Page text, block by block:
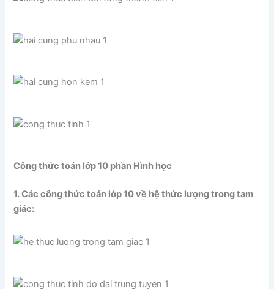
Công thức toán lớp 10 phần Hình học
1. Các công thức toán lớp 10 về hệ thức lượng trong tam
giác: